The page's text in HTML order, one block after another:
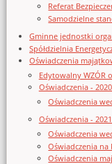
Referat
Samodzielne
Gminne jednostki
Spółdzielnia
Oświadczenia
Edytowalny WZÓR
Oświadczenia -
Oświadczenia
Oświadczenia -
Oświadczenia
Oświadczenia
Oświadczenia